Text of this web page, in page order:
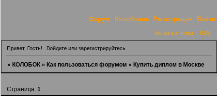
Форум Колобчане Регистрация Войти
Активные темы RSS
Привет, Гость! Войдитеили зарегистрируйтесь.
»КОЛОБОК »Как пользоваться форумом »Купить диплом в Москве
Страница:1